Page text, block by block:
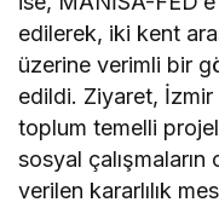
edilerek, iki kent
üzerine verimli bir
edildi. Ziyaret, İzmir
toplum temelli
sosyal
verilen kararlılık